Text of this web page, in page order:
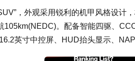
，外观采用锐利的机甲风格设计
105km(NEDC)。配备智能四驱、
英寸中控屏、HUD抬头显示、